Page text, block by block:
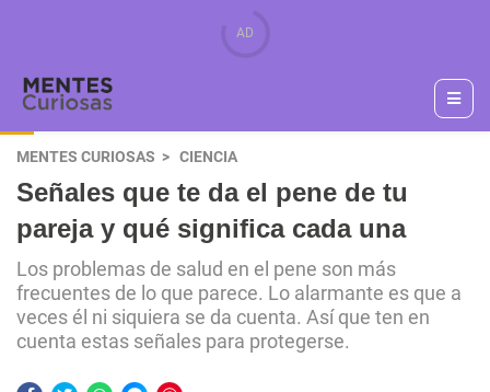
MENTES CURIOSAS CIENCIA
Señales que te da el pene de tu
pareja y qué significa cada una
Los problemas de salud en el pene son más
frecuentes de lo que parece. Lo alarmante es que a
veces él ni siquiera se da cuenta. Así que ten en
cuenta estas señales para protegerse.